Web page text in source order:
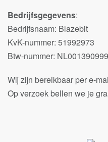
Bedrijfsgegevens:
Bedrijfsnaam: Blazebit
KvK-nummer: 51992973
Btw-nummer:
Wij zijn bereikbaar per e-
Op verzoek bellen we je